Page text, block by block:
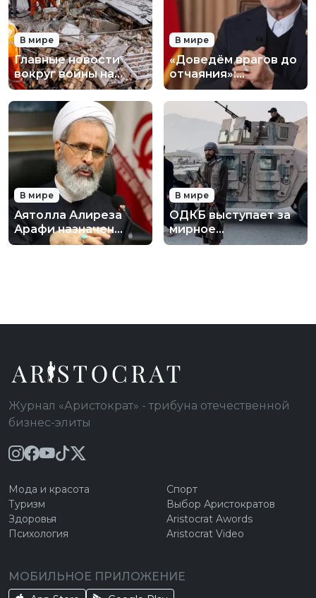
В мире
Главные новости
вокруг войны на
Ближнем Востоке на
утро 2 марта 2026
года
В мире
«Доведём врагов до
отчаяния»:
президент Ирана
выступил с
обращением к нации
В мире
Аятолла Алиреза
Арафи назначен
временным лидером
В мире
ОДКБ выступает за
мирное
урегулирование
Журнал «Аристократ» - трибуна отечественной
бизнес-элиты
Мода и красота
Туризм
Здоровья
Психология
Спорт
Выбор Аристократов
Aristocrat Awords
Aristocrat Video
МОБИЛЬНОЕ ПРИЛОЖЕНИЕ